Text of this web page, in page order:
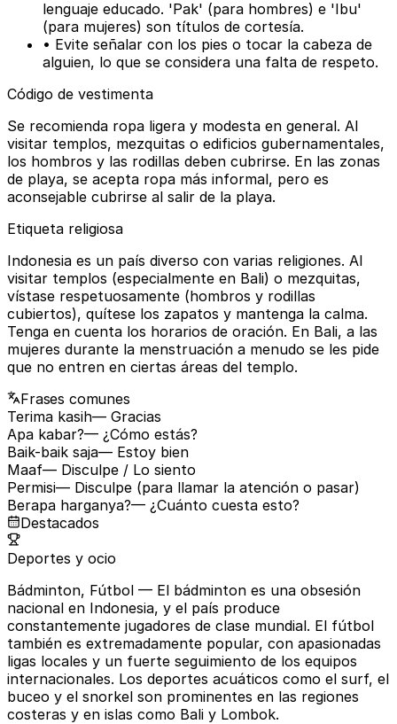
lenguaje educado. 'Pak' (para hombres) e 'Ibu'
(para mujeres) son títulos de cortesía.
• Evite señalar con los pies o tocar la cabeza de
alguien, lo que se considera una falta de respeto.
Código de vestimenta
Se recomienda ropa ligera y modesta en general. Al
visitar templos, mezquitas o edificios gubernamentales,
los hombros y las rodillas deben cubrirse. En las zonas
de playa, se acepta ropa más informal, pero es
aconsejable cubrirse al salir de la playa.
Etiqueta religiosa
Indonesia es un país diverso con varias religiones. Al
visitar templos (especialmente en Bali) o mezquitas,
vístase respetuosamente (hombros y rodillas
cubiertos), quítese los zapatos y mantenga la calma.
Tenga en cuenta los horarios de oración. En Bali, a las
mujeres durante la menstruación a menudo se les pide
que no entren en ciertas áreas del templo.
Frases comunes
Terima kasih— Gracias
Apa kabar?— ¿Cómo estás?
Baik-baik saja— Estoy bien
Maaf— Disculpe / Lo siento
Permisi— Disculpe (para llamar la atención o pasar)
Berapa harganya?— ¿Cuánto cuesta esto?
Destacados
Deportes y ocio
Bádminton, Fútbol — El bádminton es una obsesión
nacional en Indonesia, y el país produce
constantemente jugadores de clase mundial. El fútbol
también es extremadamente popular, con apasionadas
ligas locales y un fuerte seguimiento de los equipos
internacionales. Los deportes acuáticos como el surf, el
buceo y el snorkel son prominentes en las regiones
costeras y en islas como Bali y Lombok.